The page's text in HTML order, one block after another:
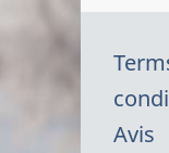
Avis